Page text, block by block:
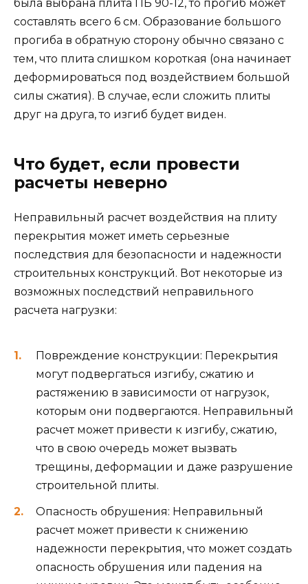
была выбрана плита ПБ 90-12, то прогиб может
составлять всего 6 см. Образование большого
прогиба в обратную сторону обычно связано с
тем, что плита слишком короткая (она начинает
деформироваться под воздействием большой
силы сжатия). В случае, если сложить плиты
друг на друга, то изгиб будет виден.
Что будет, если провести
расчеты неверно
Неправильный расчет воздействия на плиту
перекрытия может иметь серьезные
последствия для безопасности и надежности
строительных конструкций. Вот некоторые из
возможных последствий неправильного
расчета нагрузки:
Повреждение конструкции: Перекрытия
могут подвергаться изгибу, сжатию и
растяжению в зависимости от нагрузок,
которым они подвергаются. Неправильный
расчет может привести к изгибу, сжатию,
что в свою очередь может вызвать
трещины, деформации и даже разрушение
строительной плиты.
Опасность обрушения: Неправильный
расчет может привести к снижению
надежности перекрытия, что может создать
опасность обрушения или падения на